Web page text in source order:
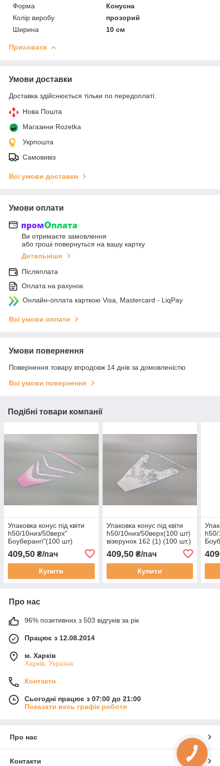
Форма
Конусна
Колір виробу
прозорий
Ширина
10 см
Приховати
Умови доставки
Доставка здійснюється тільки по передоплаті.
Нова Пошта
Магазини Rozetka
Укрпошта
Самовивіз
Всі умови доставки
Умови оплати
Ви отримаєте замовлення
або гроші повернуться на вашу картку
Детальніше
Післяплата
Оплата на рахунок
Онлайн-оплата карткою Visa, Mastercard - LiqPay
Всі умови оплати
Умови повернення
Повернення товару впродовж 14 днів за домовленістю
Всі умови повернення
Подібні товари компанії
Упаковка конус під квіти
h50/10низ/50верх"
Боуберангі"(100 шт)
рожевий 162 (7) (100 шт)
409,50 ₴/пач
Купити
Упаковка конус під квіти
h50/10низ/50верх(100 шт)
візерунок 162 (1) (100 шт.)
409,50₴/пач
Купити
h50/
шт)
Про нас
96% позитивних з 503 відгуків за рік
Працює з 12.08.2014
м. Харків
Харків, Україна
Контакти
Сьогодні працює з 07:00 до 21:00
Показати весь графік роботи
Про нас
Контакти